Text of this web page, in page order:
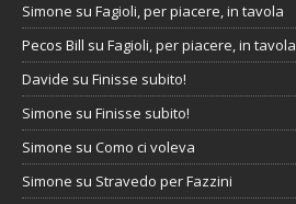
Simone su Fagioli, per piacere, in tavola
Pecos Bill su Fagioli, per piacere, in tavola
Davide su Finisse subito!
Simone su Finisse subito!
Simone su Como ci voleva
Simone su Stravedo per Fazzini